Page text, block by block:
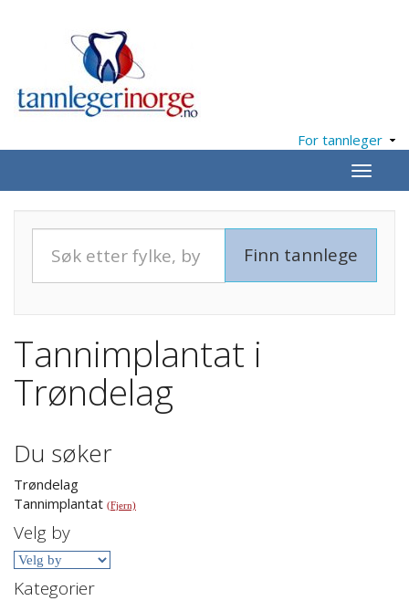
For tannleger
Meny
Tannimplantat i
Trøndelag
Du søker
Trøndelag
Tannimplantat (Fjern)
Velg by
Kategorier